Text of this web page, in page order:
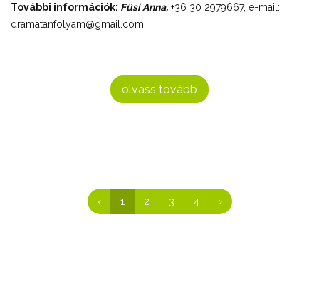
További információk: Füsi Anna, +36 30 2979667, e-mail:
dramatanfolyam@gmail.com
olvass tovább
‹ 1 2 3 4 ›